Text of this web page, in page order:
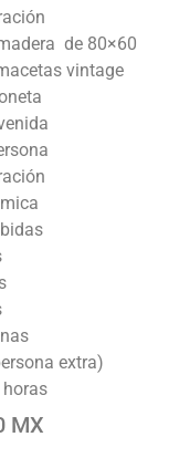
de 80×60
vintage
extra)
MX